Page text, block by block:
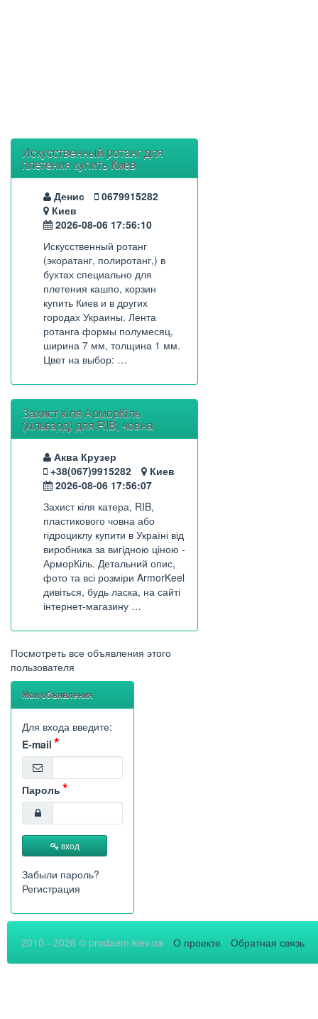
Искусственный ротанг для
плетения купить Киев
Денис
0679915282
Киев
2026-08-06 17:56:10
Искусственный ротанг
(экоратанг, полиротанг,) в
бухтах специально для
плетения кашпо, корзин
купить Киев и в других
городах Украины. Лента
ротанга формы полумесяц,
ширина 7 мм, толщина 1 мм.
Цвет на выбор: …
Захист кіля АрморКіль
(кільгард) для RIB, човна
Аква Крузер
+38(067)9915282
Киев
2026-08-06 17:56:07
Захист кіля катера, RIB,
пластикового човна або
гідроциклу купити в Україні від
виробника за вигідною ціною -
АрморКіль. Детальний опис,
фото та всі розміри ArmorKeel
дивіться, будь ласка, на сайті
інтернет-магазину …
Посмотреть все объявления этого
пользователя
Мои объявления
Для входа введите:
E-mail
Пароль
вход
Забыли пароль?
Регистрация
2010 - 2026 © prodaem.kiev.ua О проекте Обратная связь